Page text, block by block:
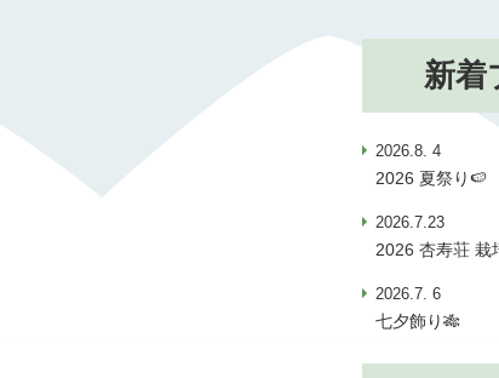
新着
2026.8. 4
2026 夏祭り🍉
2026.7.23
2026 杏寿荘 栽
2026.7. 6
七夕飾り🎋